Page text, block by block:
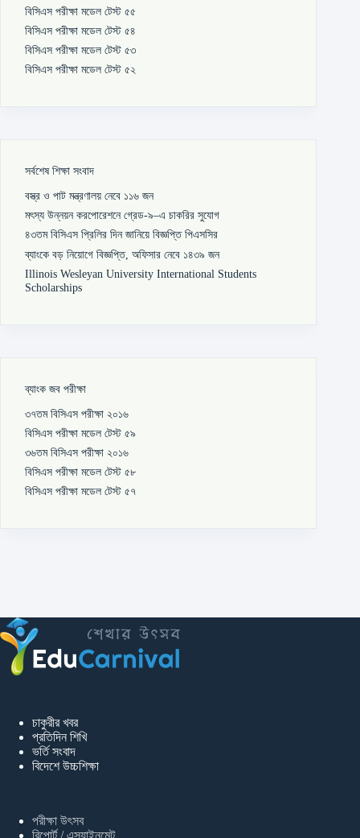
বিসিএস পরীক্ষা মডেল টেস্ট ৫৫
বিসিএস পরীক্ষা মডেল টেস্ট ৫৪
বিসিএস পরীক্ষা মডেল টেস্ট ৫৩
বিসিএস পরীক্ষা মডেল টেস্ট ৫২
সর্বশেষ শিক্ষা সংবাদ
বস্ত্র ও পাট মন্ত্রণালয় নেবে ১১৬ জন
মৎস্য উন্নয়ন করপোরেশনে গ্রেড-৯–এ চাকরির সুযোগ
৪৩তম বিসিএস প্রিলির দিন জানিয়ে বিজ্ঞপ্তি পিএসসির
ব্যাংকে বড় নিয়োগে বিজ্ঞপ্তি, অফিসার নেবে ১৪৩৯ জন
Illinois Wesleyan University International Students
Scholarships
ব্যাংক জব পরীক্ষা
৩৭তম বিসিএস পরীক্ষা ২০১৬
বিসিএস পরীক্ষা মডেল টেস্ট ৫৯
৩৬তম বিসিএস পরীক্ষা ২০১৬
বিসিএস পরীক্ষা মডেল টেস্ট ৫৮
বিসিএস পরীক্ষা মডেল টেস্ট ৫৭
চাকুরীর খবর
প্রতিদিন শিখি
ভর্তি সংবাদ
বিদেশে উচ্চশিক্ষা
পরীক্ষা উৎসব
রিপোর্ট / এস্যাইনমেন্ট